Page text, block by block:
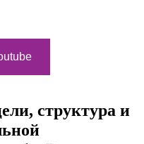
структура и